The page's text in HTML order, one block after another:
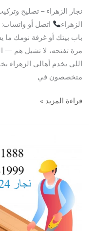
الزهراء
باب بيتك أو غرفة نومك
مرة تفتحه، لا تشيل هم —
اللي يخدم أهالي الزهراء
متخصصون في
قراءة المزيد »